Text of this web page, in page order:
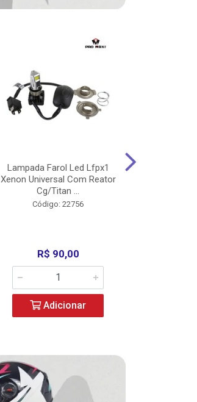
Lampada Farol Led Lfpx1
Xenon Universal Com Reator
Cg/Titan ...
Código: 22756
R$ 90,00
Adicionar